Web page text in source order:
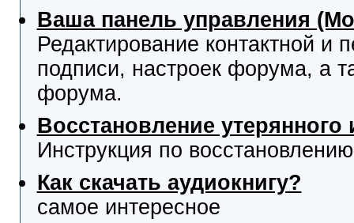
Ваша панель управления
Редактирование контактной
подписи, настроек форума, а
форума.
Восстановление
Инструкция по
Как скачать аудиокнигу?
самое интересное